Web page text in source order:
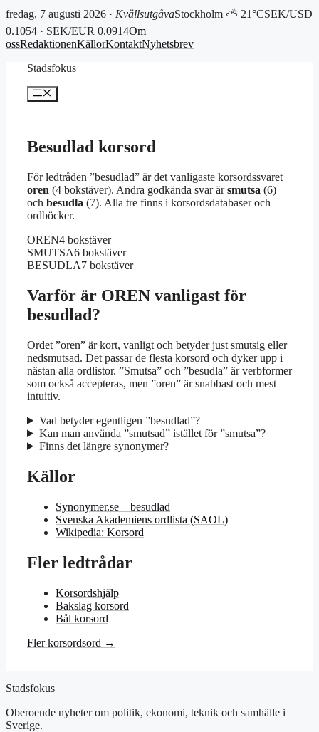
fredag, 7 augusti 2026 · KvällsutgåvaStockholm ⛅ 21°CSEK/USD
0.1054 · SEK/EUR 0.0914Om
ossRedaktionenKällorKontaktNyhetsbrev
Stadsfokus
Meny
Besudlad korsord
För ledtråden ”besudlad” är det vanligaste korsordssvaret
oren (4 bokstäver). Andra godkända svar ärsmutsa (6)
och besudla (7). Alla tre finns i korsordsdatabaser och
ordböcker.
OREN4 bokstäver
SMUTSA6 bokstäver
BESUDLA7 bokstäver
Varför är OREN vanligast för
besudlad?
Ordet ”oren” är kort, vanligt och betyder just smutsig eller
nedsmutsad. Det passar de flesta korsord och dyker upp i
nästan alla ordlistor. ”Smutsa” och ”besudla” är verbformer
som också accepteras, men ”oren” är snabbast och mest
intuitiv.
Vad betyder egentligen ”besudlad”?
Kan man använda ”smutsad” istället för ”smutsa”?
Finns det längre synonymer?
Källor
Synonymer.se – besudlad
Svenska Akademiens ordlista (SAOL)
Wikipedia: Korsord
Fler ledtrådar
Korsordshjälp
Bakslag korsord
Bål korsord
Fler korsordsord →
Stadsfokus
Oberoende nyheter om politik, ekonomi, teknik och samhälle i
Sverige.